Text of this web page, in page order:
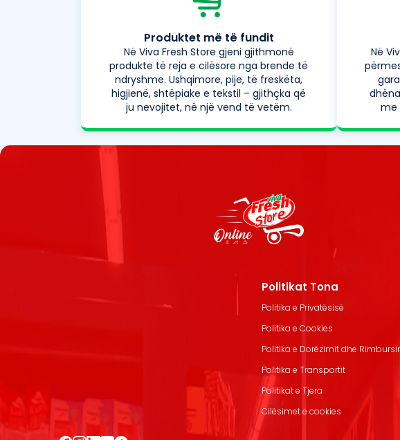
Produktet më të fundit
Në Viva Fresh Store gjeni gjithmonë
produkte të reja e cilësore nga brende të
ndryshme. Ushqimore, pije, të freskëta,
higjienë, shtëpiake e tekstil – gjithçka që
ju nevojitet, në një vend të vetëm.
Në
me
Politikat Tona
Politika e Privatësisë
Politika e Cookies
Politika e Dorëzimit dhe
Politika e Transportit
Politikat e Tjera
Cilësimet e cookies